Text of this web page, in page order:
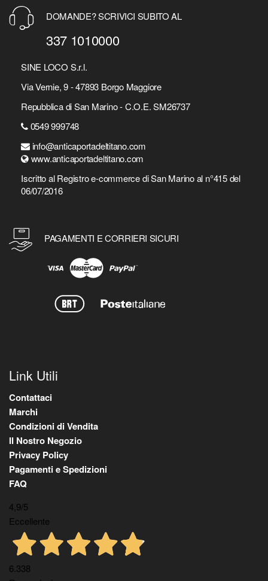
DOMANDE? SCRIVICI SUBITO AL
337 1010000
SINE LOCO S.r.l.
Via Vernie, 9 - 47893 Borgo Maggiore
Repubblica di San Marino - C.O.E. SM26737
0549 999748
info@anticaportadeltitano.com
www.anticaportadeltitano.com
Iscritto al Registro e-commerce di San Marino al n°415 del
06/07/2016
PAGAMENTI E CORRIERI SICURI
Link Utili
Contattaci
Marchi
Condizioni di Vendita
Il Nostro Negozio
Privacy Policy
Pagamenti e Spedizioni
FAQ
4,9/5
Eccellente
6.338